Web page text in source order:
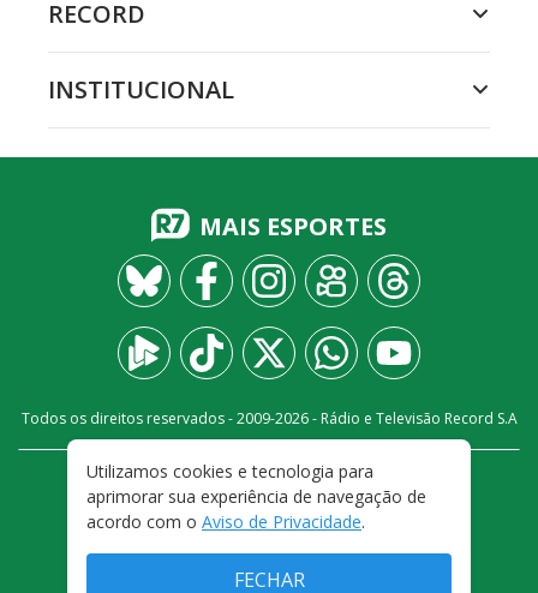
RECORD
INSTITUCIONAL
MAIS ESPORTES
Todos os direitos reservados - 2009-2026- Rádio e Televisão Record S.A
FALE CONOSCO
PRIVACIDADE
TERMOS E CONDIÇÕES DE USO
Utilizamos cookies e tecnologia para
aprimorar sua experiência de navegação de
acordo com o Aviso de Privacidade.
FECHAR